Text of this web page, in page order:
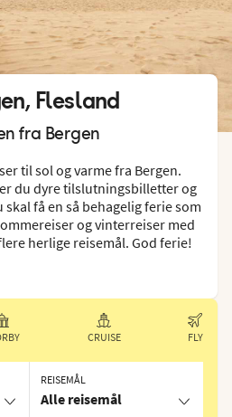
Flesland
fra Bergen
til sol og varme fra Bergen.
du dyre tilslutningsbilletter og
få en så behagelig ferie som
og vinterreiser med
herlige reisemål. God ferie!
CRUISE FLY
REISEMÅL
Alle reisemål